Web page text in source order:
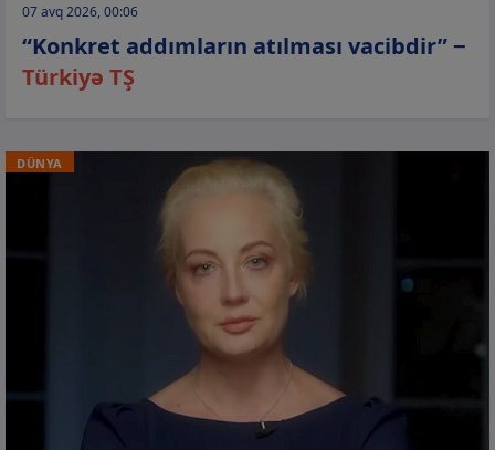
07 avq 2026, 00:06
“Konkret addımların atılması vacibdir” −
Türkiyə TŞ
DÜNYA